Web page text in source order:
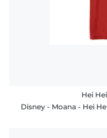
Hei
Disney - Moana - Hei